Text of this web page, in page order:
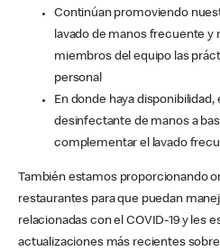
Continúan promoviendo
lavado de manos frecuente y
miembros del equipo las
personal
En donde haya
desinfectante de manos a
complementar el lavado
También estamos proporcionando
restaurantes para que puedan
relacionadas con el COVID-19 y les
actualizaciones más recientes